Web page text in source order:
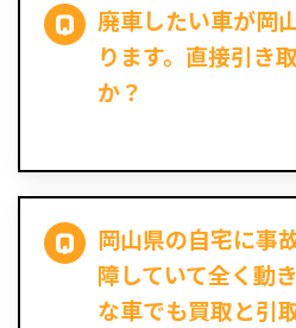
廃車したい車が岡
ります。直接引き
か？
岡山県の自宅に事
障していて全く動
な車でも買取と引